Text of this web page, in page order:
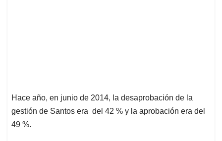
Hace año, en junio de 2014, la desaprobación de la
gestión de Santos era del 42 % y la aprobación era del
49 %.